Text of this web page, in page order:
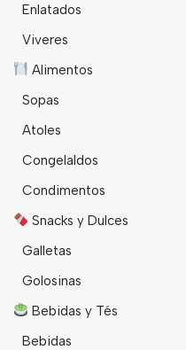
Enlatados
Viveres
Alimentos
Sopas
Atoles
Congelaldos
Condimentos
Snacks y Dulces
Galletas
Golosinas
Bebidas y Tés
Bebidas